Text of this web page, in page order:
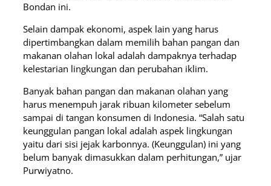
Bondan ini.
Selain dampak ekonomi, aspek lain yang harus
dipertimbangkan dalam memilih bahan pangan dan
makanan olahan lokal adalah dampaknya terhadap
kelestarian lingkungan dan perubahan iklim.
Banyak bahan pangan dan makanan olahan yang
harus menempuh jarak ribuan kilometer sebelum
sampai di tangan konsumen di Indonesia. “Salah satu
keunggulan pangan lokal adalah aspek lingkungan
yaitu dari sisi jejak karbonnya. (Keunggulan) ini yang
belum banyak dimasukkan dalam perhitungan,” ujar
Purwiyatno.